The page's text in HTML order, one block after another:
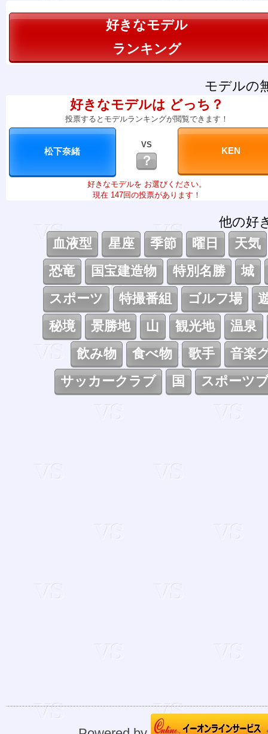
好きなモデル
ランキング
モデルの
好きなモデルは どっち？
投票するとモデルランキングが閲覧できます！
VS
？
好きなモデルを お選びください。
現在 147回の投票があります！
他の好
血液型
星座 季節 曜日
天気
恐竜
国宝建造物 特別名勝
城
スポーツ
特撮番組 ゴルフ場
秘境
景勝地 山 観光地
温泉
飲み物
食べ物 歌手
音楽
サッカークラブ
国 スポーツ